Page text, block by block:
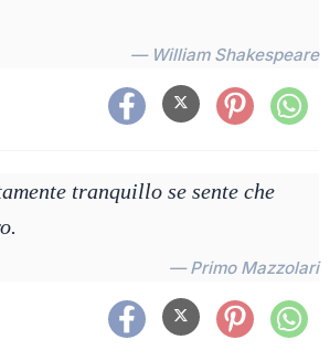
— William Shakespeare
tranquillo se sente che
— Primo Mazzolari